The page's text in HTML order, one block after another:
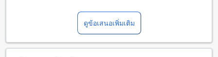
ดูข้อเสนอเพิ่มเติม